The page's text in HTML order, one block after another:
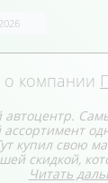
о компании
купил свою
скидкой,
Читать